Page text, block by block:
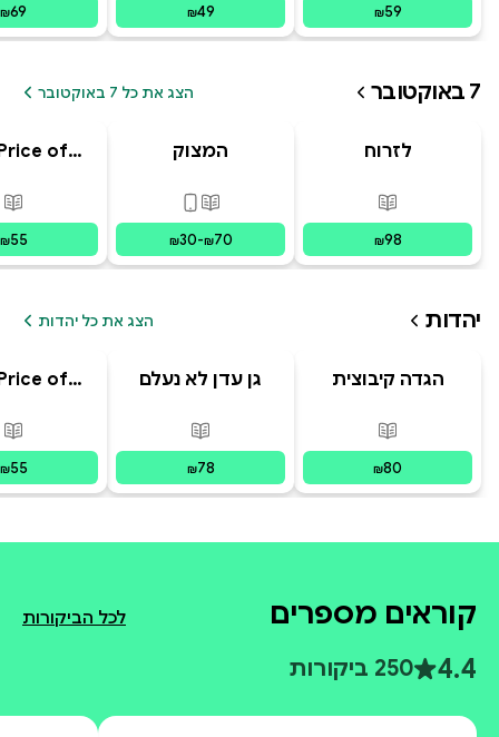
₪59
₪49
₪69
7 באוקטובר הצג את כל 7 באוקטובר
לזרוח
פורמטים זמינים
מודפס
₪98
המצוק
פורמטים זמינים מודפס,
₪30-₪70
of
Chaos
₪55
יהדות הצג את כל יהדות
הגדה קיבוצית
פורמטים זמינים
מודפס
₪80
גן עדן לא נעלם
פורמטים זמינים מודפס
₪78
of
Chaos
₪55
קוראים מספרים לכל הביקורות
4.4 250 ביקורות